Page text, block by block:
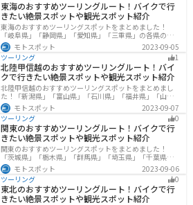
際は参考にしてください。
東海のおすすめツーリングルート！バイクで行
きたい絶景スポットや観光スポット紹介
東海のおすすめツーリングスポットをまとめました！
「岐阜県」「静岡県」「愛知県」「三重県」の各県の観
光地紹介します。自然豊かな山々や湖、温泉地が点在
し、四季折々の景色を楽しめるスポットが多数ありま
す。バイクで東海にツーリングに行く際は参考にしてく
ださい。
モトスポット
2023-09-05
ツーリング
1
北陸甲信越のおすすめツーリングルート！バイ
クで行きたい絶景スポットや観光スポット紹介
北陸甲信越のおすすめツーリングスポットをまとめまし
た！「新潟県」「富山県」「石川県」「福井県」「山梨
県」「長野県」の各県の観光地紹介します。自然豊かな
山々や湖、温泉地が点在し、四季折々の景色を楽しめる
スポットが多数あります。バイクで北陸甲信越にツーリ
ングに行く際は参考にしてください。
モトスポット
2023-09-07
ツーリング
0
関東のおすすめツーリングルート！バイクで行
きたい絶景スポットや観光スポット紹介
関東のおすすめツーリングスポットをまとめました！
「茨城県」「栃木県」「群馬県」「埼玉県」「千葉県」
「東京都」「神奈川県」の各県の観光地紹介します。自
然豊かな山々や湖、温泉地が点在し、四季折々の景色を
楽しめるスポットが多数あります。バイクで関東にツー
リングに行く際は参考にしてください。
モトスポット
2023-09-06
ツーリング
0
東北のおすすめツーリングルート！バイクで行
きたい絶景スポットや観光スポット紹介